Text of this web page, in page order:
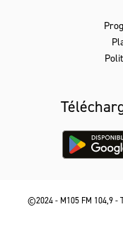
©2024 - M105 FM 104,9